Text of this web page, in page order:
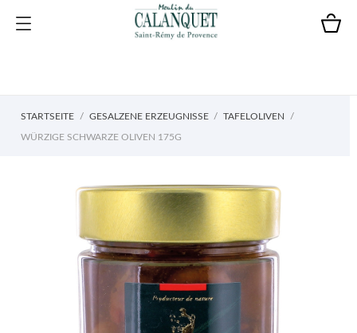
STARTSEITE GESALZENE ERZEUGNISSE TAFELOLIVEN
WÜRZIGE SCHWARZE OLIVEN 175G